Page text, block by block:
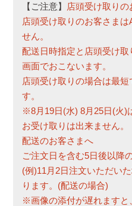
【ご注意】 店頭受け取り
店頭受け取りのお客さま
せん。
配送日時指定と店頭受け
画面でおこないます。
店頭受け取りの場合は最
す。
※8月19日(水) 8月25日(火)
お受け取りは出来ません。
配送のお客さまへ
ご注文日を含む5日後以降
(例)11月2日注文いただい
ります。(配送の場合)
※画像の添付が遅れますと